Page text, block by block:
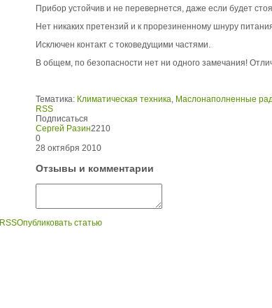
Прибор устойчив и не перевернется, даже если будет
Нет никаких претензий и к прорезиненному шнуру
Исключен контакт с токоведущими частями.
В общем, по безопасности нет ни одного замечания!
Тематика: Климатическая техника, Маслонаполненные
RSS
Подписаться
Сергей Разин2210
0
28 октября 2010
Отзывы и комментарии
RSSОпубликовать статью